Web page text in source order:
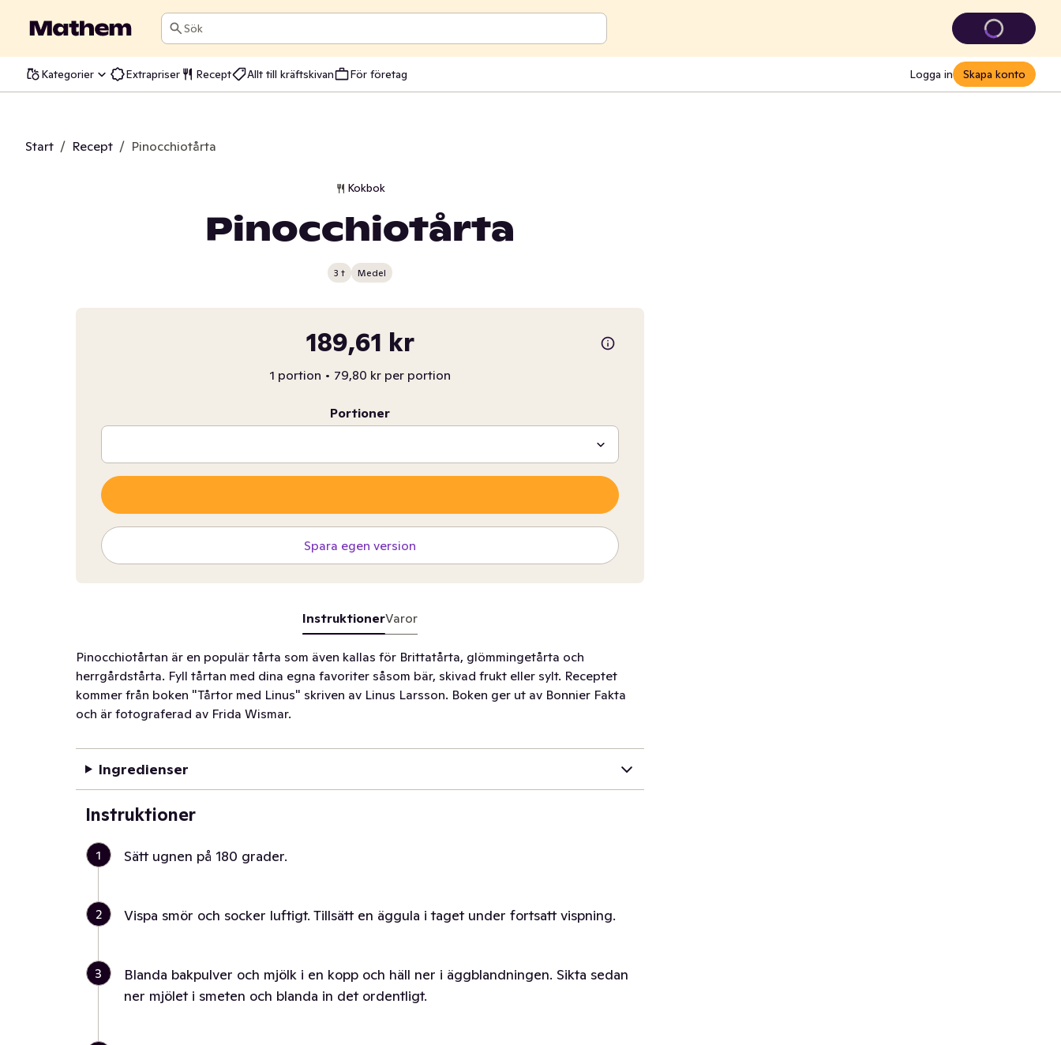
Sök
Kategorier Extrapriser Recept Allt till kräftskivan För företag Logga in Skapa konto
Start / Recept / Pinocchiotårta
Kokbok
Pinocchiotårta
3 t Medel
189,61 kr
1 portion • 79,80 kr per portion
Portioner
Spara egen version
InstruktionerVaror
Pinocchiotårtan är en populär tårta som även kallas för Brittatårta, glömmingetårta och
herrgårdstårta. Fyll tårtan med dina egna favoriter såsom bär, skivad frukt eller sylt. Receptet
kommer från boken "Tårtor med Linus" skriven av Linus Larsson. Boken ger ut av Bonnier Fakta
och är fotograferad av Frida Wismar.
Ingredienser
Instruktioner
1 Sätt ugnen på 180 grader.
2 Vispa smör och socker luftigt. Tillsätt en äggula i taget under fortsatt vispning.
3
Blanda bakpulver och mjölk i en kopp och häll ner i äggblandningen. Sikta sedan
ner mjölet i smeten och blanda in det ordentligt.